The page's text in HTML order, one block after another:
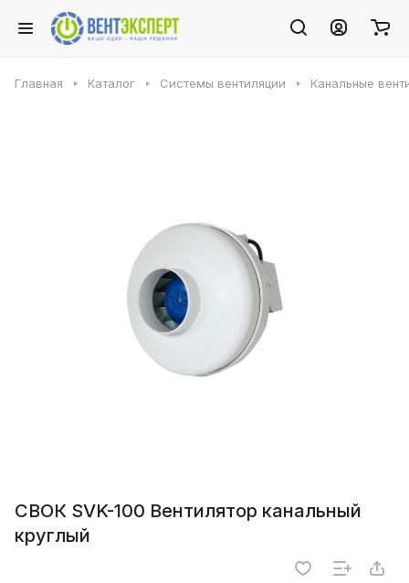
Главная Каталог Системы вентиляции Канальные
СВОК SVK-100 Вентилятор канальный
круглый